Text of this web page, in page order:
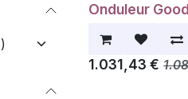
Promotion!
Onduleur
1.031,43 €